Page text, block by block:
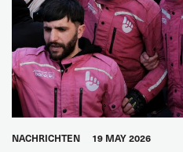
NACHRICHTEN 19 MAY 2026